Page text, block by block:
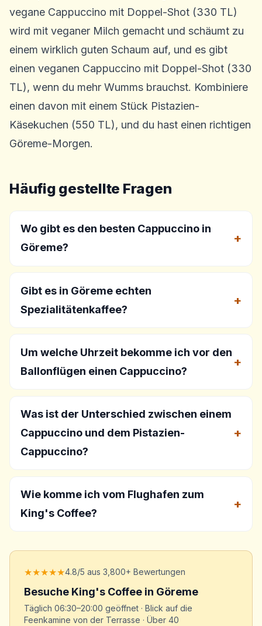
vegane Cappuccino mit Doppel-Shot (330 TL)
wird mit veganer Milch gemacht und schäumt zu
einem wirklich guten Schaum auf, und es gibt
einen veganen Cappuccino mit Doppel-Shot (330
TL), wenn du mehr Wumms brauchst. Kombiniere
einen davon mit einem Stück Pistazien-
Käsekuchen (550 TL), und du hast einen richtigen
Göreme-Morgen.
Häufig gestellte Fragen
Wo gibt es den besten Cappuccino in
Göreme?
Gibt es in Göreme echten
Spezialitätenkaffee?
Um welche Uhrzeit bekomme ich vor den
Ballonflügen einen Cappuccino?
Was ist der Unterschied zwischen einem
Cappuccino und dem Pistazien-
Cappuccino?
Wie komme ich vom Flughafen zum
King's Coffee?
★★★★★4.8/5 aus 3,800+ Bewertungen
Besuche King's Coffee in Göreme
Täglich 06:30–20:00 geöffnet · Blick auf die
Feenkamine von der Terrasse · Über 40